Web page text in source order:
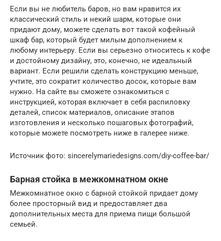
Если вы не любитель баров, но вам нравится их
классический стиль и некий шарм, которые они
придают дому, можете сделать вот такой кофейный
шкаф бар, который будет милым дополнением к
любому интерьеру. Если вы серьезно относитесь к кофе
и достойному дизайну, это, конечно, не идеальный
вариант. Если решили сделать конструкцию меньше,
учтите, это сократит количество досок, которые вам
нужно. На сайте вы сможете ознакомиться с
инструкцией, которая включает в себя распиловку
деталей, список материалов, описание этапов
изготовления и несколько пошаговых фотографий,
которые можете посмотреть ниже в галерее ниже.
Источник фото: sincerelymariedesigns.com/diy-coffee-bar/
Барная стойка в межкомнатном окне
Межкомнатное окно с барной стойкой придает дому
более просторный вид и предоставляет два
дополнительных места для приема пищи большой
семьей.